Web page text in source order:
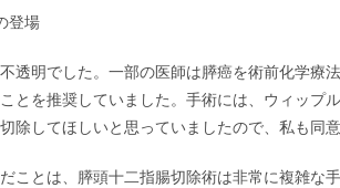
登場
透明でした。一部の医師は膵癌を術前化学療
とを推奨していました。手術には、ウィップ
除してほしいと思っていましたので、私も同
ことは、膵頭十二指腸切除術は非常に複雑な